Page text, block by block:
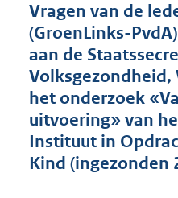
Vragen van de
(GroenLinks-
aan de
Volksgezondheid,
het onderzoek
uitvoering» van
Instituut in
Kind (ingezonden